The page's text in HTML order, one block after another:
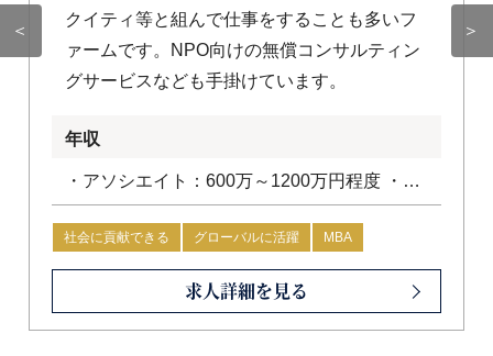
＜
クイティ等と組んで仕事をすることも多いフ
ァームです。NPO向けの無償コンサルティン
グサービスなども手掛けています。
年収
・アソシエイト：600万～1200万円程度 ・コ
社会に貢献できる グローバルに活躍 MBA
求人詳細を見る
＞